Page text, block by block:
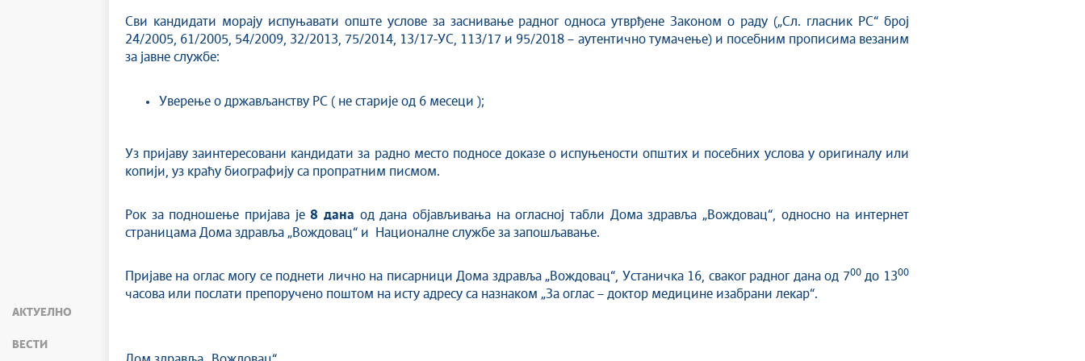
АКТУЕЛНО
ВЕСТИ
Сви кандидати морају испуњавати опште услове за заснивање радног односа утврђене Законом о раду („Сл. гласник РС“ број
24/2005, 61/2005, 54/2009, 32/2013, 75/2014, 13/17-УС, 113/17 и 95/2018 – аутентично тумачење) и посебним прописима везаним
за јавне службе:
Уверење о држављанству РС ( не старије од 6 месеци );
Уз пријаву заинтересовани кандидати за радно место подносе доказе о испуњености општих и посебних услова у оригиналу или
копији, уз краћу биографију са пропратним писмом.
Рок за подношење пријава је8 дана од дана објављивања на огласној табли Дома здравља „Вождовац“, односно на интернет
страницама Дома здравља „Вождовац“ и Националне службе за запошљавање.
Пријаве на оглас могу се поднети лично на писарници Дома здравља „Вождовац“, Устаничка 16, сваког радног дана од 700до 1300
часова или послати препоручено поштом на исту адресу са назнаком „За оглас – доктор медицине изабрани лекар“.